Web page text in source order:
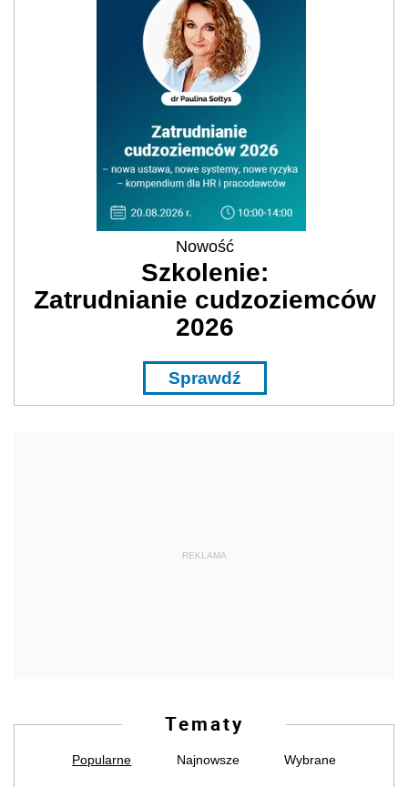
Nowość
Szkolenie:
Zatrudnianie cudzoziemców
2026
Sprawdź
REKLAMA
Tematy
Popularne Najnowsze Wybrane